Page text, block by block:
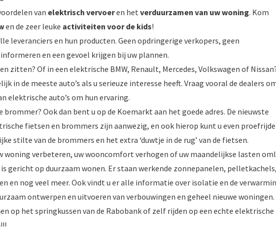
van elektrisch vervoeren het verduurzamen van uw woning. Kom
en de zeer leuke activiteiten voor de kids!
leveranciers en hun producten. Geen opdringerige verkopers, geen
en een gevoel krijgen bij uw plannen.
zitten? Of in een elektrische BMW, Renault, Mercedes, Volkswagen of
in de meeste auto’s als u serieuze interesse heeft. Vraag vooral de dealers
elektrische auto’s om hun ervaring.
Ook dan bent u op de Koemarkt aan het goede adres. De nieuwste
fietsen en brommers zijn aanwezig, en ook hierop kunt u even
stilte van de brommers en het extra ‘duwtje in de rug’ van de fietsen.
woning verbeteren, uw wooncomfort verhogen of uw maandelijkse lasten
gericht op duurzaam wonen. Er staan werkende zonnepanelen, pelletkachels,
en nog veel meer. Ook vindt u er alle informatie over isolatie en de
ontwerpen en uitvoeren van verbouwingen en geheel nieuwe woningen.
op het springkussen van de Rabobank of zelf rijden op een echte elektrische